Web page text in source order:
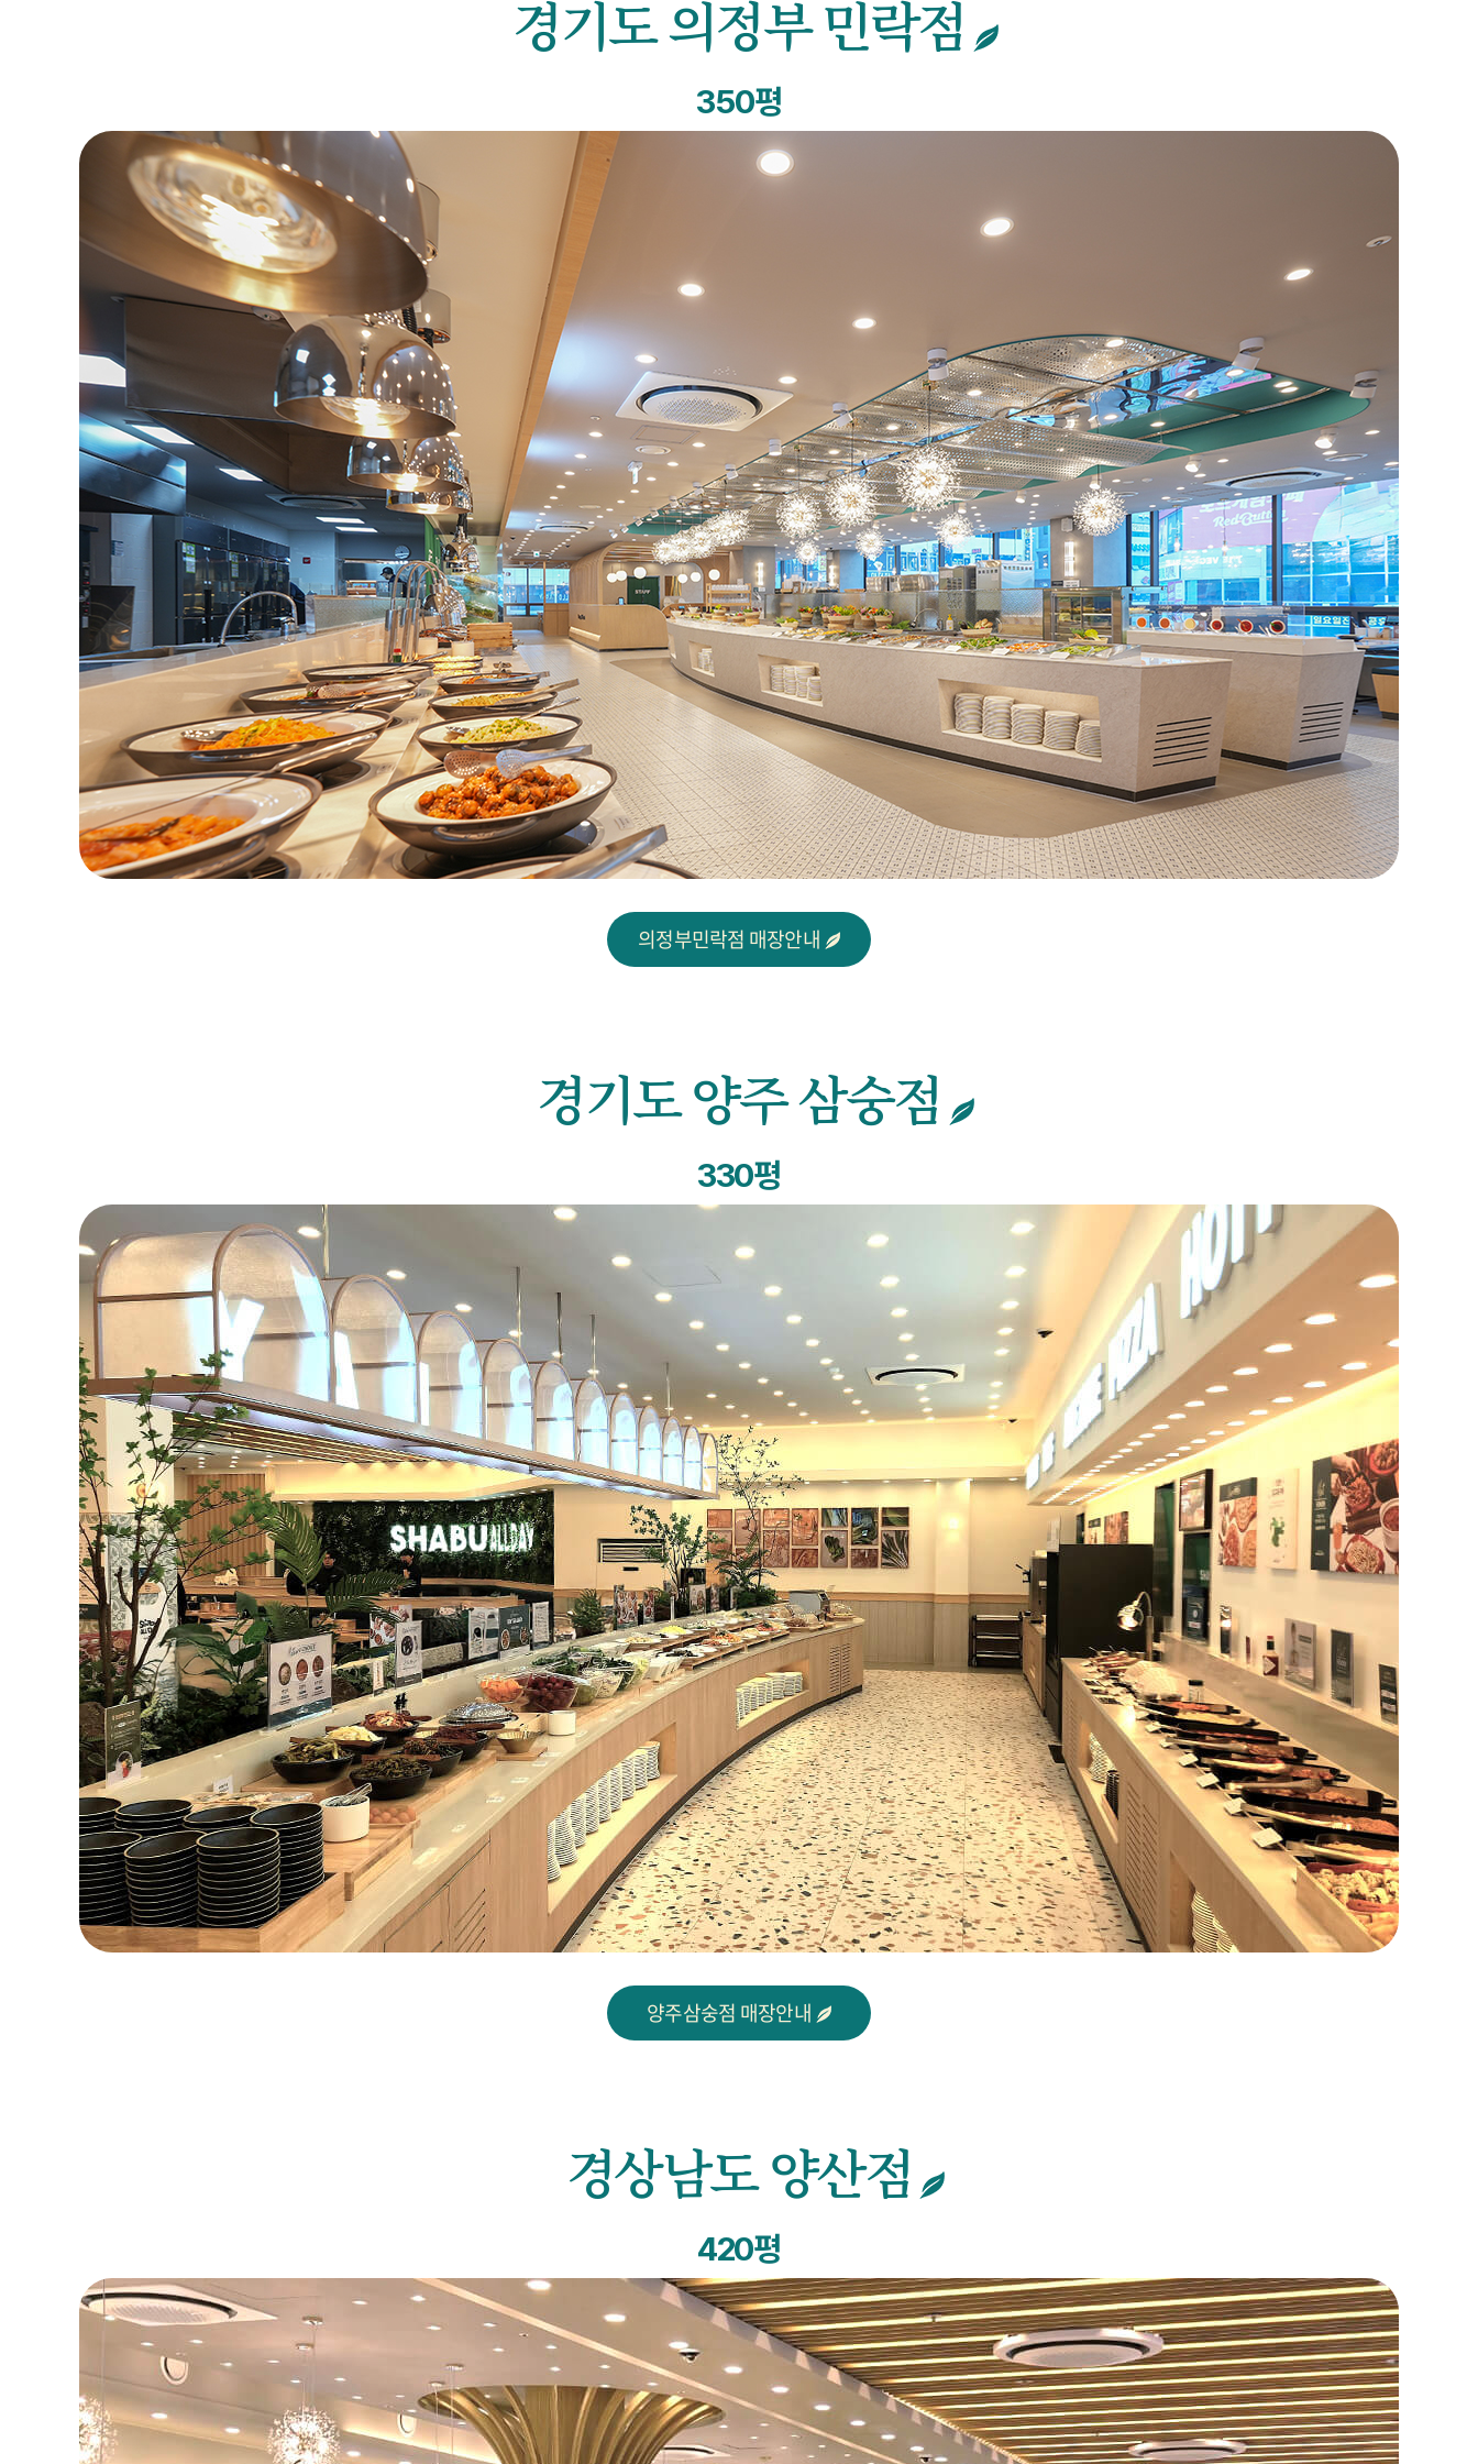
경기도 의정부 민락점
350평
의정부민락점 매장안내
경기도 양주 삼숭점
330평
양주삼숭점 매장안내
경상남도 양산점
420평